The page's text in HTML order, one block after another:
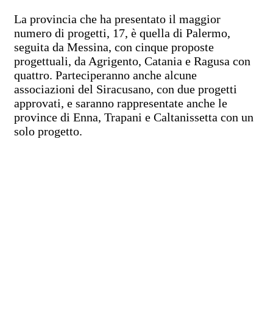
La provincia che ha presentato il maggior
numero di progetti, 17, è quella di Palermo,
seguita da Messina, con cinque proposte
progettuali, da Agrigento, Catania e Ragusa con
quattro. Parteciperanno anche alcune
associazioni del Siracusano, con due progetti
approvati, e saranno rappresentate anche le
province di Enna, Trapani e Caltanissetta con un
solo progetto.